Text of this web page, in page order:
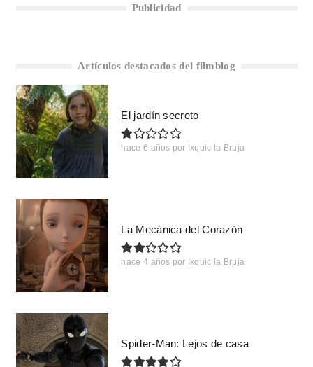
Publicidad
Artículos destacados del filmblog
El jardín secreto
hace 6 años por Ixquic la Bruja
La Mecánica del Corazón
hace 4 años por Ixquic la Bruja
Spider-Man: Lejos de casa